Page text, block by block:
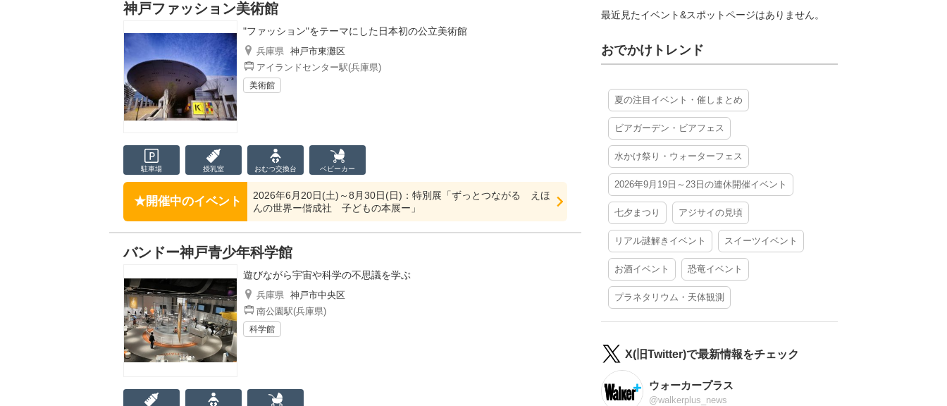
神戸ファッション美術館
"ファッション"をテーマにした日本初の公立美術館
兵庫県 神戸市東灘区
アイランドセンター駅(兵庫県)
美術館
駐車場 授乳室 おむつ交換台 ベビーカー
開催中のイベント
2026年6月20日(土)～8月30日(日)：特別展「ずっとつながる えほ
んの世界ー偕成社 子どもの本展ー」
バンドー神戸青少年科学館
遊びながら宇宙や科学の不思議を学ぶ
兵庫県 神戸市中央区
南公園駅(兵庫県)
科学館
最近見たイベント&スポットページはありません。
おでかけトレンド
夏の注目イベント・催しまとめ
ビアガーデン・ビアフェス
水かけ祭り・ウォーターフェス
2026年9月19日～23日の連休開催イベント
七夕まつり アジサイの見頃
リアル謎解きイベント スイーツイベント
お酒イベント 恐竜イベント
プラネタリウム・天体観測
X(旧Twitter)で最新情報をチェック
ウォーカープラス
@walkerplus_news